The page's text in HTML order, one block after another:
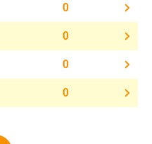
0
0
0
0